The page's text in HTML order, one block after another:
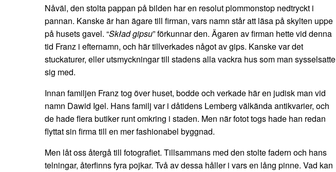
Nåväl, den stolta pappan på bilden har en resolut plommonstop nedtryckt i
pannan. Kanske är han ägare till firman, vars namn står att läsa på skylten uppe
på husets gavel. “Skład gipsu” förkunnar den. Ägaren av firman hette vid denna
tid Franz i efternamn, och här tillverkades något av gips. Kanske var det
stuckaturer, eller utsmyckningar till stadens alla vackra hus som man sysselsatte
sig med.
Innan familjen Franz tog över huset, bodde och verkade här en judisk man vid
namn Dawid Igel. Hans familj var i dåtidens Lemberg välkända antikvarier, och
de hade flera butiker runt omkring i staden. Men när fotot togs hade han redan
flyttat sin firma till en mer fashionabel byggnad.
Men låt oss återgå till fotografiet. Tillsammans med den stolte fadern och hans
telningar, återfinns fyra pojkar. Två av dessa håller i vars en lång pinne. Vad kan